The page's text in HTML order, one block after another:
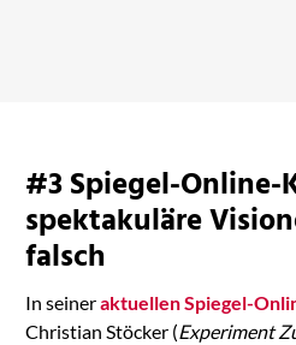
#3 Spiegel-Online-
spektakuläre
falsch
In seineraktuellen Spiegel-
Christian Stöcker (Experiment